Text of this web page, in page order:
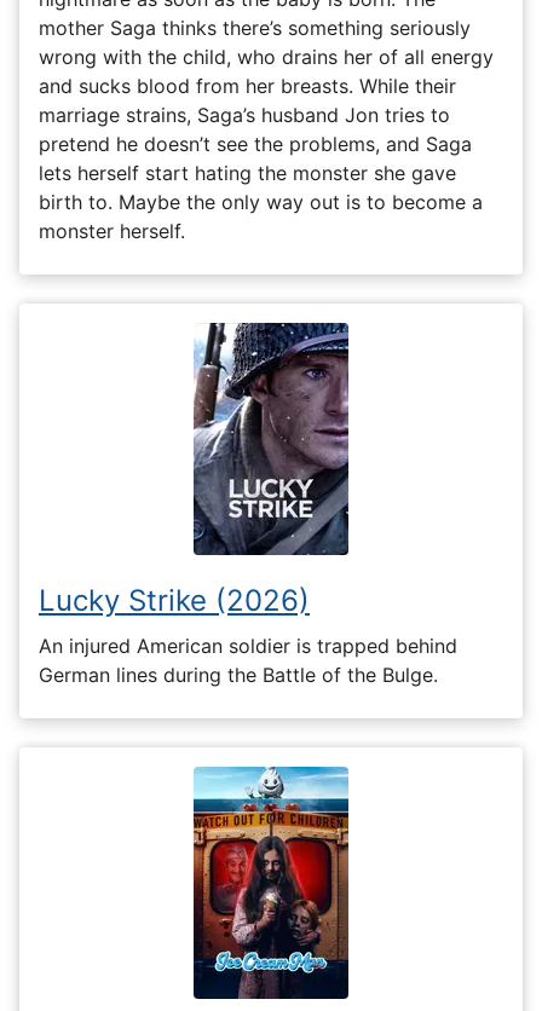
mother Saga thinks there’s something seriously
wrong with the child, who drains her of all energy
and sucks blood from her breasts. While their
marriage strains, Saga’s husband Jon tries to
pretend he doesn’t see the problems, and Saga
lets herself start hating the monster she gave
birth to. Maybe the only way out is to become a
monster herself.
Lucky Strike (2026)
An injured American soldier is trapped behind
German lines during the Battle of the Bulge.